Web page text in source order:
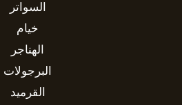
السواتر
خيام
الهناجر
البرجولات
القرميد